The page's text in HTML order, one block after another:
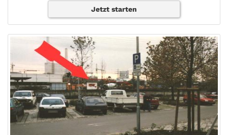
Jetzt starten